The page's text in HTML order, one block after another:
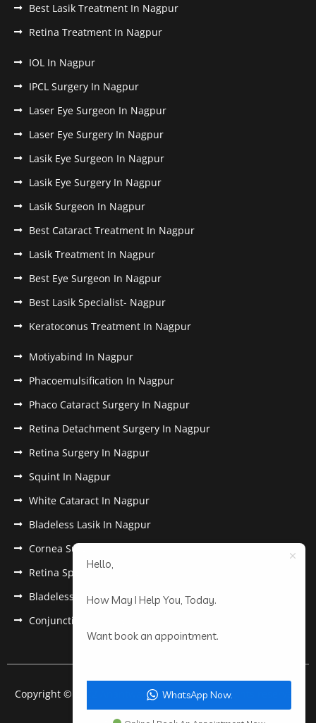
Best Lasik Treatment In Nagpur
Retina Treatment In Nagpur
IOL In Nagpur
IPCL Surgery In Nagpur
Laser Eye Surgeon In Nagpur
Laser Eye Surgery In Nagpur
Lasik Eye Surgeon In Nagpur
Lasik Eye Surgery In Nagpur
Lasik Surgeon In Nagpur
Best Cataract Treatment In Nagpur
Lasik Treatment In Nagpur
Best Eye Surgeon In Nagpur
Best Lasik Specialist- Nagpur
Keratoconus Treatment In Nagpur
Motiyabind In Nagpur
Phacoemulsification In Nagpur
Phaco Cataract Surgery In Nagpur
Retina Detachment Surgery In Nagpur
Retina Surgery In Nagpur
Squint In Nagpur
White Cataract In Nagpur
Bladeless Lasik In Nagpur
Cornea Surgery In Nagpur
Retina Specialist In Nagpur
Bladeless Lasik Treatment in Nagpur
Conjunctivitis In Nagpur
Copyright © 2022 Anantwar Eye Hospital. All rights reserved.
Hello,
How May I Help You, Today.
Want book an appointment.
WhatsApp Now.